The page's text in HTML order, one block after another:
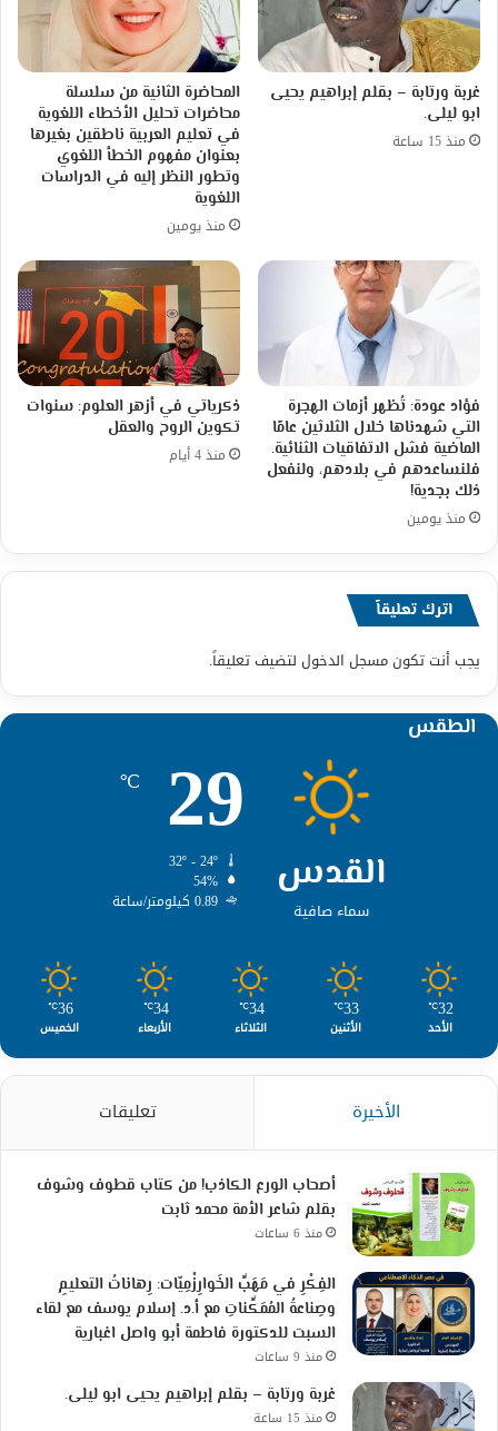
غربة ورتابة – بقلم إبراهيم يحيى
ابو ليلى.
منذ 15 ساعة
المحاضرة الثانية من سلسلة
محاضرات تحليل الأخطاء اللغوية
في تعليم العربية ناطقين بغيرها
بعنوان مفهوم الخطأ اللغوي
وتطور النظر إليه في الدراسات
اللغوية
منذ يومين
فؤاد عودة: تُظهر أزمات الهجرة
التي شهدناها خلال الثلاثين عامًا
الماضية فشل الاتفاقيات الثنائية.
فلنساعدهم في بلادهم، ولنفعل
ذلك بجدية!
منذ يومين
ذكرياتي في أزهر العلوم: سنوات
تكوين الروح والعقل
منذ 4 أيام
اترك تعليقاً
يجب أنت تكونمسجل الدخول لتضيف تعليقاً.
الطقس
القدس
سماء صافية
29
℃
54%
0.89 كيلومتر/ساعة
32
℃
الأحد
33
℃
الأثنين
34
℃
الثلاثاء
34
℃
الأربعاء
36
℃
الخميس
الأخيرة تعليقات
أصحاب الورع الكاذب! من كتاب قطوف وشوف
بقلم شاعر الأمة محمد ثابت
منذ 6 ساعات
الفِكْرِ في مَهَبِّ الخَوارِزْمِيّات: رِهاناتُ التعليمِ
وصِناعةُ المُمَكِّناتِ مع أ.د. إسلام يوسف مع لقاء
السبت للدكتورة فاطمة أبو واصل اغبارية
منذ 9 ساعات
غربة ورتابة – بقلم إبراهيم يحيى ابو ليلى.
منذ 15 ساعة